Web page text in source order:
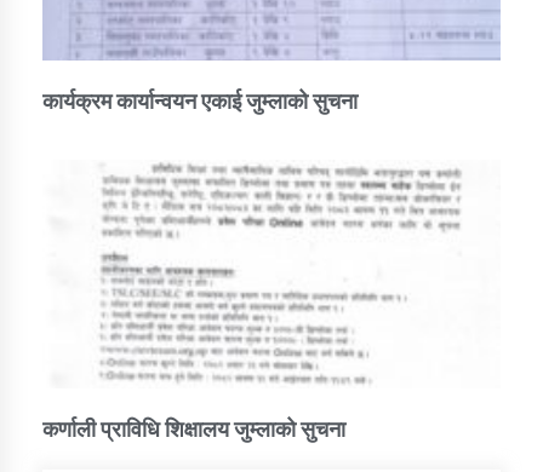
कार्यक्रम कार्यान्वयन एकाई जुम्लाको सुचना
कर्णाली प्राविधि शिक्षालय जुम्लाको सुचना